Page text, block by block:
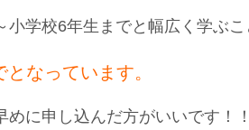
学校6年生までと幅広く学ぶこ
なっています。
に申し込んだ方がいいです！！